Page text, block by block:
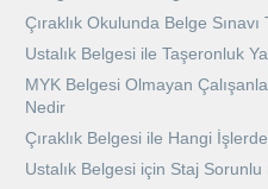
Çıraklık Okulunda Belge Sınavı
Ustalık Belgesi ile Taşeronluk
MYK Belgesi Olmayan
Nedir
Çıraklık Belgesi ile Hangi İşlerde
Ustalık Belgesi için Staj Sorunlu